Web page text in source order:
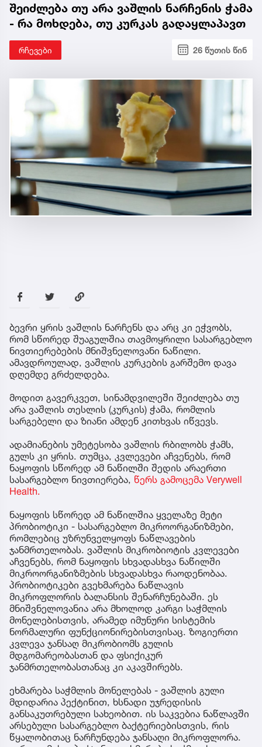
შეიძლება თუ არა ვაშლის ნარჩენის ჭამა
- რა მოხდება, თუ კურკას გადაყლაპავთ
რჩევები 26 წუთის წინ
ბევრი ყრის ვაშლის ნარჩენს და არც კი ეჭვობს,
რომ სწორედ შუაგულშია თავმოყრილი სასარგებლო
ნივთიერებების მნიშვნელოვანი ნაწილი.
ამავდროულად, ვაშლის კურკების გარშემო დავა
დღემდე გრძელდება.
მოდით გავერკვეთ, სინამდვილეში შეიძლება თუ
არა ვაშლის თესლის (კურკის) ჭამა, რომლის
სარგებელი და ზიანი ამდენ კითხვას იწვევს.
ადამიანების უმეტესობა ვაშლის რბილობს ჭამს,
გულს კი ყრის. თუმცა, კვლევები აჩვენებს, რომ
ნაყოფის სწორედ ამ ნაწილში შედის არაერთი
სასარგებლო ნივთიერება, წერს გამოცემა Verywell
Health.
ნაყოფის სწორედ ამ ნაწილშია ყველაზე მეტი
პრობიოტიკი - სასარგებლო მიკროორგანიზმები,
რომლებიც უზრუნველყოფს ნაწლავების
ჯანმრთელობას. ვაშლის მიკრობიოტის კვლევები
აჩვენებს, რომ ნაყოფის სხვადასხვა ნაწილში
მიკროორგანიზმების სხვადასხვა რაოდენობაა.
პრობიოტიკები გვეხმარება ნაწლავის
მიკროფლორის ბალანსის შენარჩუნებაში. ეს
მნიშვნელოვანია არა მხოლოდ კარგი საჭმლის
მონელებისთვის, არამედ იმუნური სისტემის
ნორმალური ფუნქციონირებისთვისაც. ზოგიერთი
კვლევა ჯანსაღ მიკრობიომს გულის
მდგომარეობასთან და ფსიქიკურ
ჯანმრთელობასთანაც კი აკავშირებს.
ეხმარება საჭმლის მონელებას - ვაშლის გული
მდიდარია პექტინით, ხსნადი უჯრედისის
განსაკუთრებული სახეობით. ის საკვებია ნაწლავში
არსებული სასარგებლო ბაქტერიებისთვის, რის
წყალობითაც ნარჩუნდება ჯანსაღი მიკროფლორა.